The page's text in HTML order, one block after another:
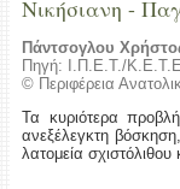
Νικήσιανη -
Πάντσογλου
Πηγή: Ι.Π.Ε.Τ./
© Περιφέρεια
Τα κυριότερα
ανεξέλεγκτη
λατομεία